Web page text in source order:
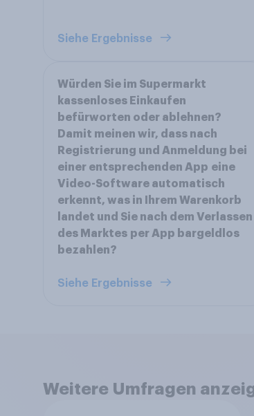
Siehe Ergebnisse
Würden Sie im Supermarkt
kassenloses Einkaufen
befürworten oder ablehnen?
Damit meinen wir, dass nach
Registrierung und Anmeldung bei
einer entsprechenden App eine
Video-Software automatisch
erkennt, was in Ihrem Warenkorb
landet und Sie nach dem Verlassen
des Marktes per App bargeldlos
bezahlen?
Siehe Ergebnisse
Weitere Umfragen